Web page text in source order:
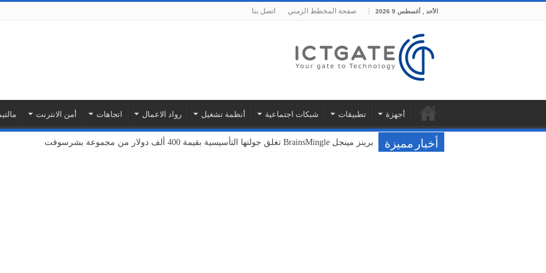
الأحد , أغسطس 9 2026 صفحة المخطط الزمني اتصل بنا
أجهزة تطبيقات شبكات اجتماعية أنظمة تشغيل رواد الاعمال اتجاهات أمن الانترنت
أخبار مميزة برينز مينجل BrainsMingle تغلق جولتها التأسيسية بقيمة 400 ألف دولار من مجموعة بشرسوفت
فودافون ونوكيا تختبران سحابة أمازون ويب سيرفيسز لتوسيع نطاق خدمات إنترنت الأشياء